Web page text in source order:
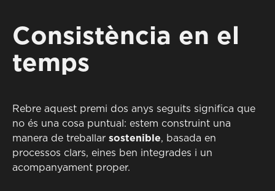
Consistència en el
temps
Rebre aquest premi dos anys seguits significa que
no és una cosa puntual: estem construint una
manera de treballar sostenible, basada en
processos clars, eines ben integrades i un
acompanyament proper.